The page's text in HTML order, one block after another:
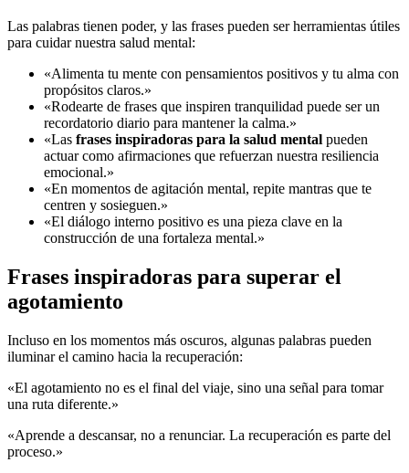
Las palabras tienen poder, y las frases pueden ser herramientas útiles
para cuidar nuestra salud mental:
«Alimenta tu mente con pensamientos positivos y tu alma con
propósitos claros.»
«Rodearte de frases que inspiren tranquilidad puede ser un
recordatorio diario para mantener la calma.»
«Las frases inspiradoras para la salud mental pueden
actuar como afirmaciones que refuerzan nuestra resiliencia
emocional.»
«En momentos de agitación mental, repite mantras que te
centren y sosieguen.»
«El diálogo interno positivo es una pieza clave en la
construcción de una fortaleza mental.»
Frases inspiradoras para superar el
agotamiento
Incluso en los momentos más oscuros, algunas palabras pueden
iluminar el camino hacia la recuperación:
«El agotamiento no es el final del viaje, sino una señal para tomar
una ruta diferente.»
«Aprende a descansar, no a renunciar. La recuperación es parte del
proceso.»